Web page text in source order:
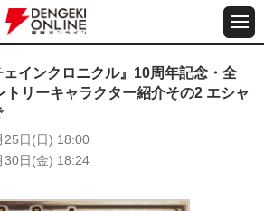
ェインクロニクル』10周年記念・全
トリーキャラクター紹介その2 エシャ
25日(日) 18:00
30日(金) 18:24